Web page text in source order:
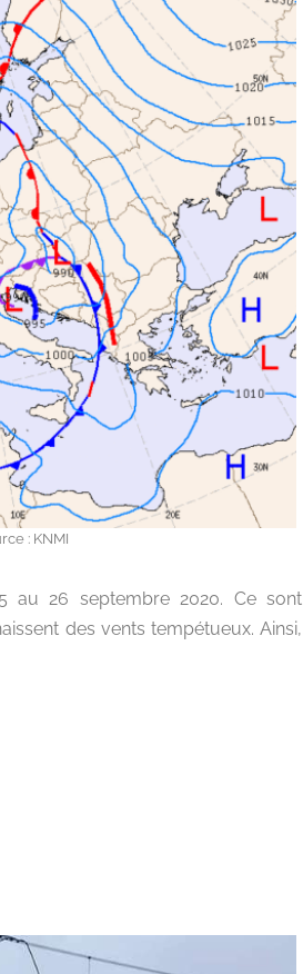
: KNMI
26 septembre 2020. Ce sont
des vents tempétueux. Ainsi,